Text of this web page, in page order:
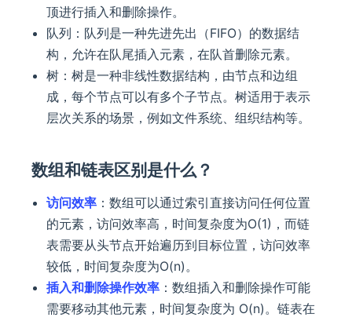
顶进行插入和删除操作。
队列：队列是一种先进先出（FIFO）的数据结
构，允许在队尾插入元素，在队首删除元素。
树：树是一种非线性数据结构，由节点和边组
成，每个节点可以有多个子节点。树适用于表示
层次关系的场景，例如文件系统、组织结构等。
数组和链表区别是什么？
访问效率 ：数组可以通过索引直接访问任何位置
的元素，访问效率高，时间复杂度为O(1)，而链
表需要从头节点开始遍历到目标位置，访问效率
较低，时间复杂度为O(n)。
插入和删除操作效率 ：数组插入和删除操作可能
需要移动其他元素，时间复杂度为 O(n)。链表在